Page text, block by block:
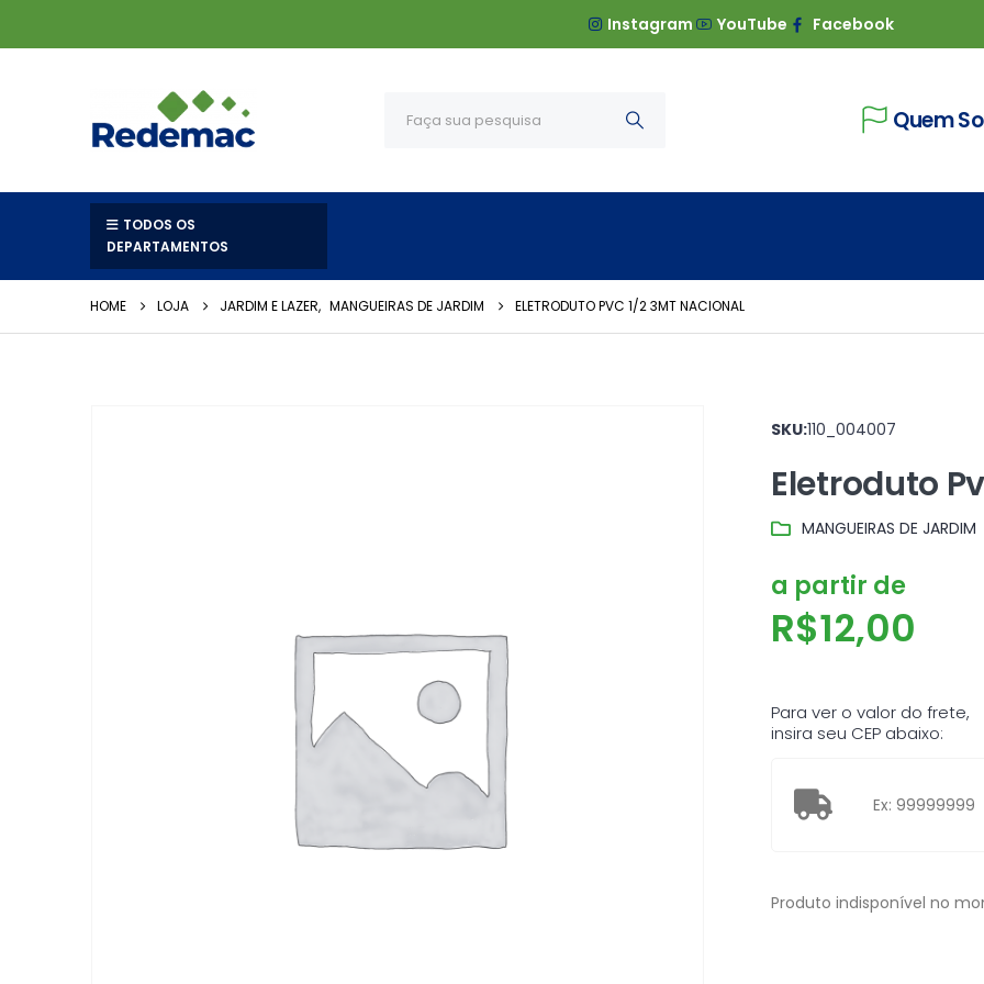
Instagram YouTube Facebook
Quem
TODOS OS
DEPARTAMENTOS
HOME LOJA JARDIM E LAZER, MANGUEIRAS DE JARDIM ELETRODUTO PVC 1/2 3MT NACIONAL
SKU:110_004007
Eletroduto
MANGUEIRAS DE JARDIM
a partir de
R$12,00
Para ver o valor do frete,
insira seu CEP abaixo:
Produto indisponível no